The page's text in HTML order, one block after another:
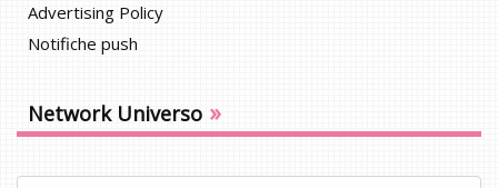
Advertising Policy
Notifiche push
Network Universo »